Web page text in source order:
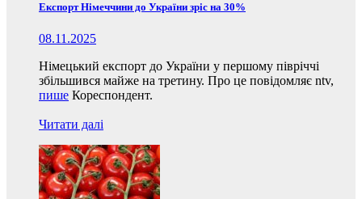
Експорт Німеччини до України зріс на 30%
08.11.2025
Німецький експорт до України у першому півріччі
збільшився майже на третину. Про це повідомляє ntv,
пише Кореспондент.
Читати далі